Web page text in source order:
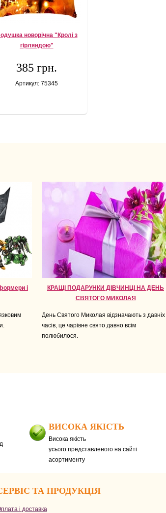
новорічна "Кролі з
гірляндою"
385 грн.
Артикул: 75345
і
КРАЩІ ПОДАРУНКИ ДІВЧИНЦІ НА ДЕНЬ
СВЯТОГО МИКОЛАЯ
День Святого Миколая відзначають з давніх
часів, це чарівне свято давно всім
полюбилося.
ВИСОКА ЯКІСТЬ
Висока якість
усього представленого на сайті
асортименту
ТА ПРОДУКЦІЯ
і доставка